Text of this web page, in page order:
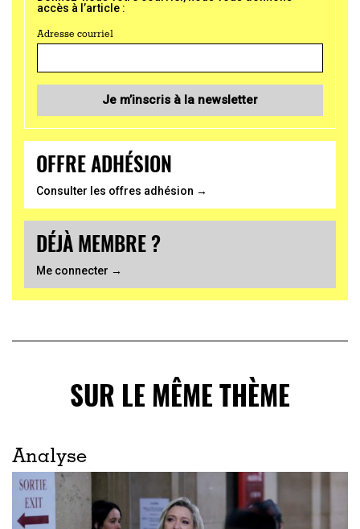
accès à l’article :
Adresse courriel
Je m’inscris à la newsletter
OFFRE ADHÉSION
Consulter les offres adhésion →
DÉJÀ MEMBRE ?
Me connecter →
SUR LE MÊME THÈME
Analyse